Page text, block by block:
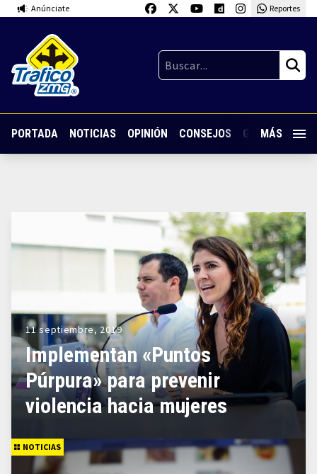
Anúnciate Reportes
PORTADA NOTICIAS OPINIÓN CONSEJOS GUARDIA
MÁS
11 septiembre, 2019
Implementan «Puntos
Púrpura» para prevenir
violencia hacia mujeres
NOTICIAS